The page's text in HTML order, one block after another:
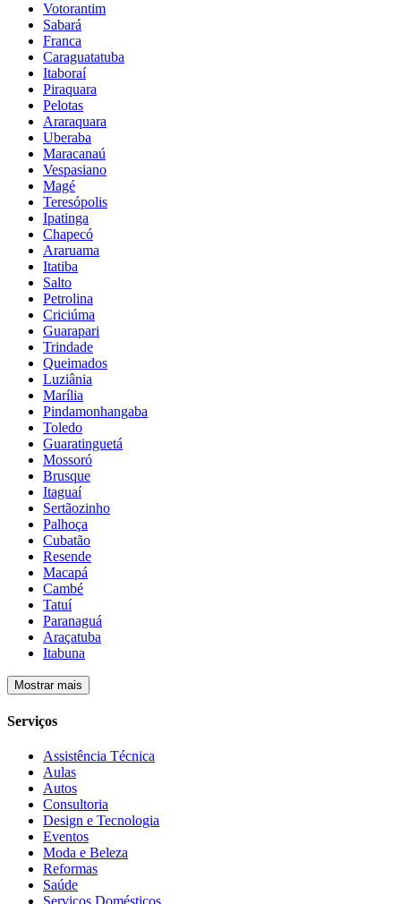
Votorantim
Sabará
Franca
Caraguatatuba
Itaboraí
Piraquara
Pelotas
Araraquara
Uberaba
Maracanaú
Vespasiano
Magé
Teresópolis
Ipatinga
Chapecó
Araruama
Itatiba
Salto
Petrolina
Criciúma
Guarapari
Trindade
Queimados
Luziânia
Marília
Pindamonhangaba
Toledo
Guaratinguetá
Mossoró
Brusque
Itaguaí
Sertãozinho
Palhoça
Cubatão
Resende
Macapá
Cambé
Tatuí
Paranaguá
Araçatuba
Itabuna
Mostrar mais
Serviços
Assistência Técnica
Aulas
Autos
Consultoria
Design e Tecnologia
Eventos
Moda e Beleza
Reformas
Saúde
Serviços Domésticos